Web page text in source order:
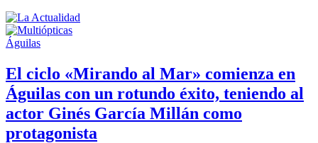
Águilas
El ciclo «Mirando al Mar» comienza en
Águilas con un rotundo éxito, teniendo al
actor Ginés García Millán como
protagonista